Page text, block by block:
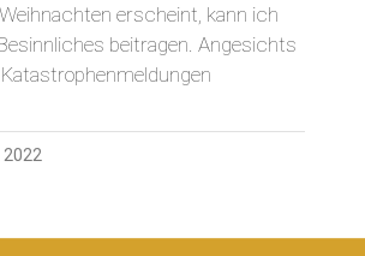
erscheint, kann ich
beitragen. Angesichts
2022